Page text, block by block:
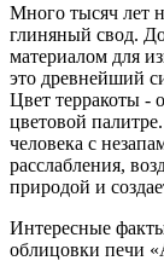
Много тысяч лет
глиняный свод.
материалом для
это древнейший
Цвет терракоты -
цветовой
человека с
расслабления,
природой и
Интересные
облицовки печи